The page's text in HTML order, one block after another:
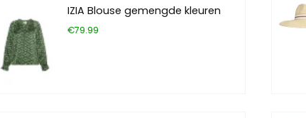
IZIA Blouse gemengde kleuren
€79.99